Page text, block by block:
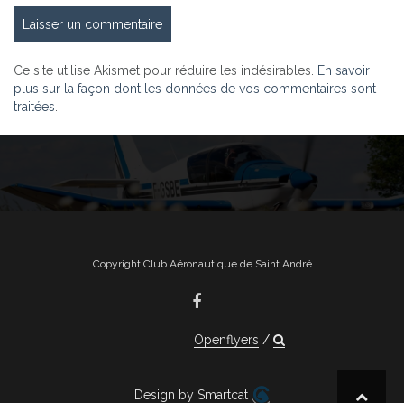
Ce site utilise Akismet pour réduire les indésirables. En savoir
plus sur la façon dont les données de vos commentaires sont
traitées
Copyright Club Aéronautique de Saint André
Openflyers
Design by Smartcat